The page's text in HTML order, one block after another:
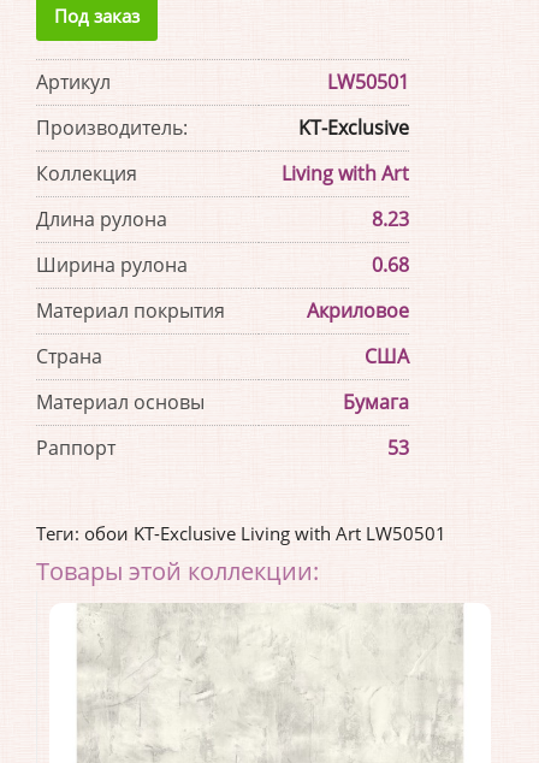
Под заказ
Артикул
LW50501
Производитель:
KT-Exclusive
Коллекция
Living with Art
Длина рулона
8.23
Ширина рулона
0.68
Материал покрытия
Акриловое
Страна
США
Материал основы
Бумага
Раппорт
53
Теги: обои KT-Exclusive Living with Art LW50501
Товары этой коллекции: